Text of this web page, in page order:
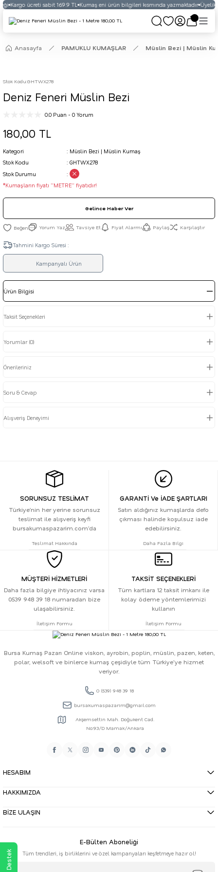
Kargo ücreti sabit 169.9 TL Kumaş eni ürün bilgileri kısmında yazmaktadır Üyelikli
Anasayfa PAMUKLU KUMAŞLAR Müslin Bezi | Müslin
Stok Kodu:GHTWX278
Deniz Feneri Müslin Bezi
0.0 Puan - 0 Yorum
180,00 TL
Kategori
Müslin Bezi | Müslin Kumaş
Stok Kodu
GHTWX278
Stok Durumu
*Kumaşların fiyatı ''METRE'' fiyatıdır!
Gelince Haber Ver
Yorum Yaz Tavsiye Et Fiyat Alarmı Paylaş Karşılaştır
Tahmini Kargo Süresi :
Kampanyalı Ürün
Ürün Bilgisi
Taksit Seçenekleri
Yorumlar (0)
Önerileriniz
Soru & Cevap
Alışveriş Deneyimi
SORUNSUZ TESLİMAT
Türkiye’nin her yerine sorunsuz
teslimat ile alışveriş keyfi
bursakumaspazarim.com’da
Teslimat Hakkında
GARANTİ Ve İADE ŞARTLARI
Satın aldığınız kumaşlarda defo
çıkması halinde koşulsuz iade
edebilirsiniz.
Daha Fazla Bilgi
MÜŞTERİ HİZMETLERİ
Daha fazla bilgiye ihtiyacınız varsa
0539 948 39 18 numaradan bize
ulaşabilirsiniz.
İletişim Formu
TAKSİT SEÇENEKLERİ
Tüm kartlara 12 taksit imkanı ile
kolay ödeme yöntemlerimizi
kullanın
İletişim Formu
Bursa Kumaş Pazarı Online viskon, ayrobin, poplin, müslin, pazen, keten,
polar, welsoft ve binlerce kumaş çeşidiyle tüm Türkiye'ye hizmet
veriyor.
0 (539) 948 39 18
bursakumaspazarim@gmail.com
Akşemsettin Mah. Doğukent Cad.
No:93/D Mamak/Ankara
HESABIM
HAKKIMIZDA
BİZE ULAŞIN
E-Bülten Aboneliği
Tüm trendleri, iş birliklerini ve özel kampanyaları keşfetmeye hazır ol!